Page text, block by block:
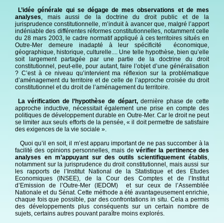
L’idée générale qui se dégage de mes observations et de mes
analyses, mais aussi de la doctrine du droit public et de la
jurisprudence constitutionnelle, m’induit à avancer que, malgré l’apport
indéniable des différentes réformes constitutionnelles, notamment celle
du 28 mars 2003, le cadre normatif appliqué à ces territoires situés en
Outre-Mer demeure inadapté à leur spécificité économique,
géographique, historique, culturelle.... Une telle hypothèse, bien qu’elle
soit largement partagée par une partie de la doctrine du droit
constitutionnel, peut-elle, pour autant, faire l’objet d’une généralisation
? C’est à ce niveau qu’intervient ma réflexion sur la problématique
d’aménagement du territoire et de celle de l’approche croisée du droit
constitutionnel et du droit de l’aménagement du territoire.
La vérification de l’hypothèse de départ,dernière phase de cette
approche inductive, nécessitait également une prise en compte des
politiques de développement durable en Outre-Mer. Car le droit ne peut
se limiter aux seuls efforts de la pensée, « il doit permettre de satisfaire
des exigences de la vie sociale ».
Quoi qu’il en soit, il m’est apparu important de ne pas succomber à la
facilité des opinions personnelles, mais de vérifier la pertinence des
analyses en m’appuyant sur des outils scientifiquement établis,
notamment sur la jurisprudence du droit constitutionnel, mais aussi sur
les rapports de l’Institut National de la Statistique et des Etudes
Economiques (INSEE), de la Cour des Comptes et de l’Institut
d’Emission de l’Outre-Mer (IEDOM) et sur ceux de l’Assemblée
Nationale et du Sénat. Cette méthode a été avantageusement enrichie,
chaque fois que possible, par des confrontations in situ. Cela a permis
des développements plus conséquents sur un certain nombre de
sujets, certains autres pouvant paraître moins explorés.